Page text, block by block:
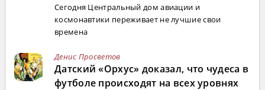
Сегодня Центральный дом авиации и
космонавтики переживает не лучшие свои
времена
Денис Просветов
Датский «Орхус» доказал, что чудеса в
футболе происходят на всех уровнях